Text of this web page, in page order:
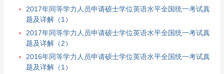
2017年同等学力人员申请硕士学位英语水平全国统一考试真
题及详解（1）
2017年同等学力人员申请硕士学位英语水平全国统一考试真
题及详解（2）
2016年同等学力人员申请硕士学位英语水平全国统一考试真
题及详解（1）